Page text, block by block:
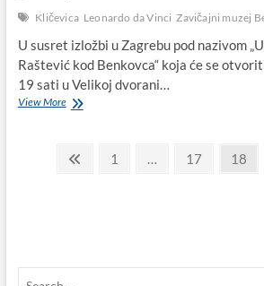
Kličevica Leonardo da Vinci Zavičajni muzej
U susret izložbi u Zagrebu pod nazivom
Raštević kod Benkovca“ koja će se
19 sati u Velikoj dvorani…
View MoreNjezino
utvrda
Paginacija
Previous
Page
1 … Page
17 Page
18